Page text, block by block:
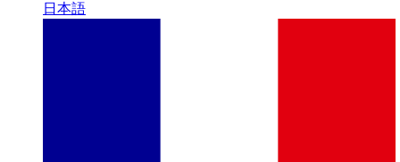
日本語